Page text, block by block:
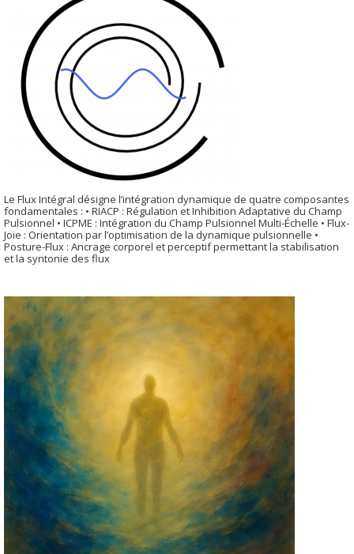
Le Flux Intégral désigne l’intégration dynamique de quatre composantes
fondamentales : • RIACP : Régulation et Inhibition Adaptative du Champ
Pulsionnel • ICPME : Intégration du Champ Pulsionnel Multi-Échelle • Flux-
Joie : Orientation par l’optimisation de la dynamique pulsionnelle •
Posture-Flux : Ancrage corporel et perceptif permettant la stabilisation
et la syntonie des flux